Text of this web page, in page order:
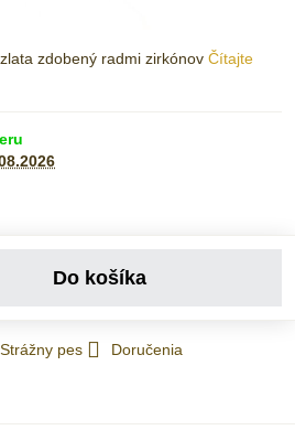
zdobený radmi zirkónov Čítajte
Do košíka
Strážny pes Doručenia